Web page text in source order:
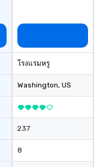
โรงแรมหรู
Washington, US
237
8